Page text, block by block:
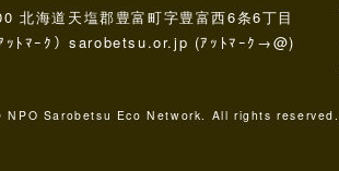
北海道天塩郡豊富町字豊富西6条6丁目
ｯﾄﾏｰｸ）sarobetsu.or.jp (ｱｯﾄﾏｰｸ→@)
NPO Sarobetsu Eco Network. All rights reserved.